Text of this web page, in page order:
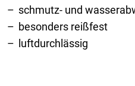
schmutz- und
besonders reißfest
luftdurchlässig